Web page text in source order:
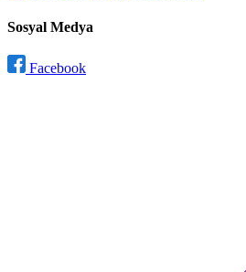
Sosyal Medya
Facebook